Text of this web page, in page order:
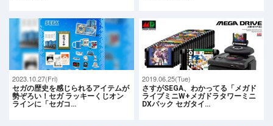
2023.10.27(Fri)
セガの歴史を感じられるアイテムが
勢ぞろい！セガ ラッキーくじオン
ラインに「セガコ…
2019.06.25(Tue)
さすがSEGA、わかってる「メガド
ライブミニW+メガドラタワーミニ
DXパック セガタイ…